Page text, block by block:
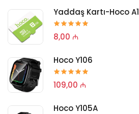
Yaddaş Kartı-Hoco A1
8,00 ₼
Hoco Y106
109,00 ₼
Hoco Y105A